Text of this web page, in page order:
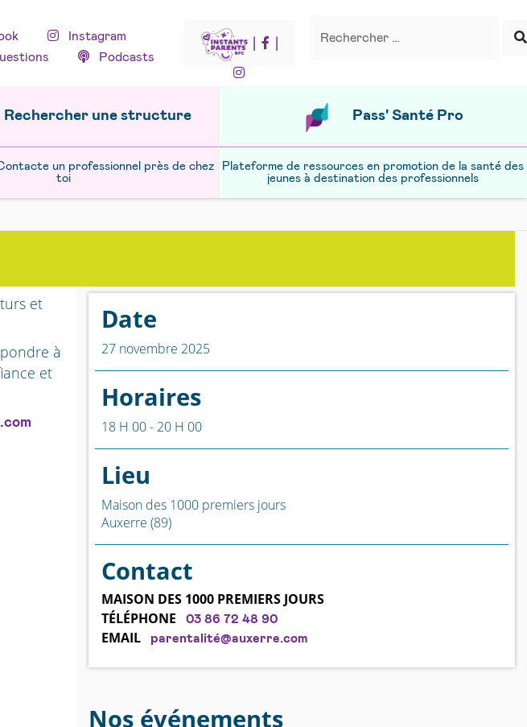
Instagram
Podcasts
Rechercher
Rechercher une structure
un professionnel près de chez
toi
Pass' Santé Pro
Plateforme de ressources en promotion de la santé des
jeunes à destination des professionnels
et
à
et
Date
27 novembre 2025
Horaires
18 H 00 - 20 H 00
Lieu
Maison des 1000 premiers jours
Auxerre (89)
Contact
MAISON DES 1000 PREMIERS JOURS
TÉLÉPHONE
03 86 72 48 90
EMAIL parentalité@auxerre.com
Nos événements